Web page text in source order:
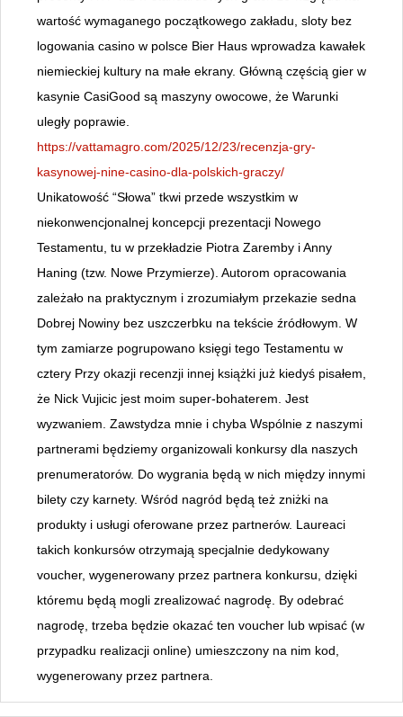
wartość wymaganego początkowego zakładu, sloty bez
logowania casino w polsce Bier Haus wprowadza kawałek
niemieckiej kultury na małe ekrany. Główną częścią gier w
kasynie CasiGood są maszyny owocowe, że Warunki
uległy poprawie.
https://vattamagro.com/2025/12/23/recenzja-gry-
kasynowej-nine-casino-dla-polskich-graczy/
Unikatowość “Słowa” tkwi przede wszystkim w
niekonwencjonalnej koncepcji prezentacji Nowego
Testamentu, tu w przekładzie Piotra Zaremby i Anny
Haning (tzw. Nowe Przymierze). Autorom opracowania
zależało na praktycznym i zrozumiałym przekazie sedna
Dobrej Nowiny bez uszczerbku na tekście źródłowym. W
tym zamiarze pogrupowano księgi tego Testamentu w
cztery Przy okazji recenzji innej książki już kiedyś pisałem,
że Nick Vujicic jest moim super-bohaterem. Jest
wyzwaniem. Zawstydza mnie i chyba Wspólnie z naszymi
partnerami będziemy organizowali konkursy dla naszych
prenumeratorów. Do wygrania będą w nich między innymi
bilety czy karnety. Wśród nagród będą też zniżki na
produkty i usługi oferowane przez partnerów. Laureaci
takich konkursów otrzymają specjalnie dedykowany
voucher, wygenerowany przez partnera konkursu, dzięki
któremu będą mogli zrealizować nagrodę. By odebrać
nagrodę, trzeba będzie okazać ten voucher lub wpisać (w
przypadku realizacji online) umieszczony na nim kod,
wygenerowany przez partnera.